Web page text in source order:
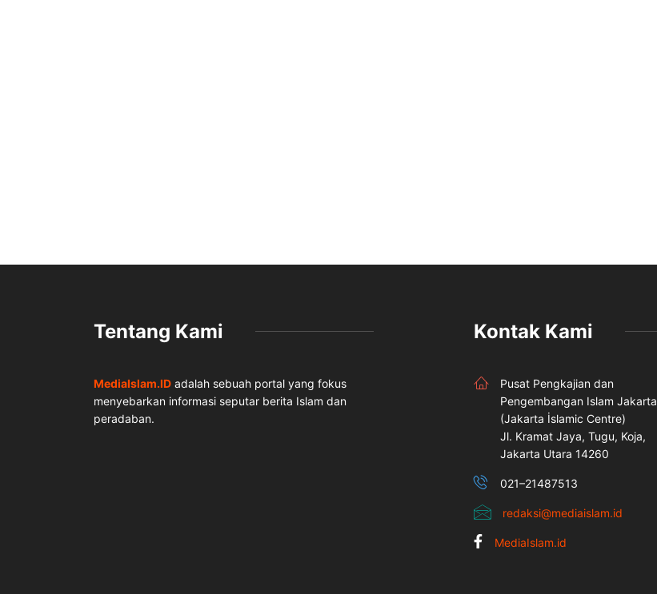
Tentang Kami
MediaIslam.ID adalah sebuah portal yang fokus
menyebarkan informasi seputar berita Islam dan
peradaban.
Kontak Kami
Pusat Pengkajian dan
Pengembangan Islam Jakarta
(Jakarta İslamic Centre)
Jl. Kramat Jaya, Tugu, Koja,
Jakarta Utara 14260
021–21487513
redaksi@mediaislam.id
MediaIslam.id